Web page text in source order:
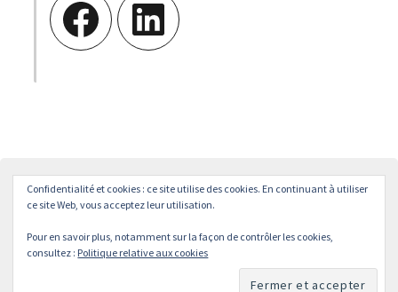
Accueil L’APPEP Adhésion
La revue « L’enseignement
Philosophique »
© APPEP Mentions légales
Contact
Confidentialité et cookies : ce site utilise des cookies. En continuant à utiliser
ce site Web, vous acceptez leur utilisation.
Pour en savoir plus, notamment sur la façon de contrôler les cookies,
consultez : Politique relative aux cookies